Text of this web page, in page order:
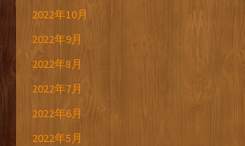
2022年10月
2022年9月
2022年8月
2022年7月
2022年6月
2022年5月